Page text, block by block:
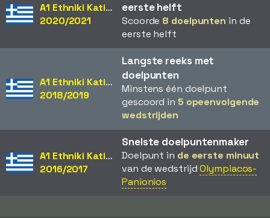
A1 Ethniki Katigoria
2020/2021
eerste helft
Scoorde 8 doelpunten in de
eerste helft
A1 Ethniki Katigoria
2018/2019
Langste reeks met
doelpunten
Minstens één doelpunt
gescoord in 5 opeenvolgende
wedstrijden
A1 Ethniki Katigoria
2016/2017
Snelste doelpuntenmaker
Doelpunt in de eerste minuut
van de wedstrijdOlympiacos-
Panionios